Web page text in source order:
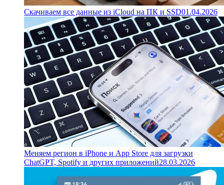
Скачиваем все данные из iCloud на ПК и SSD01.04.2026
Меняем регион в iPhone и App Store для загрузки
ChatGPT, Spotify и других приложений28.03.2026